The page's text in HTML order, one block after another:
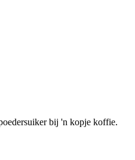
bij 'n kopje koffie.